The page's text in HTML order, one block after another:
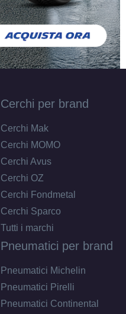
Cerchi per brand
Cerchi Mak
Cerchi MOMO
Cerchi Avus
Cerchi OZ
Cerchi Fondmetal
Cerchi Sparco
Tutti i marchi
Pneumatici per brand
Pneumatici Michelin
Pneumatici Pirelli
Pneumatici Continental